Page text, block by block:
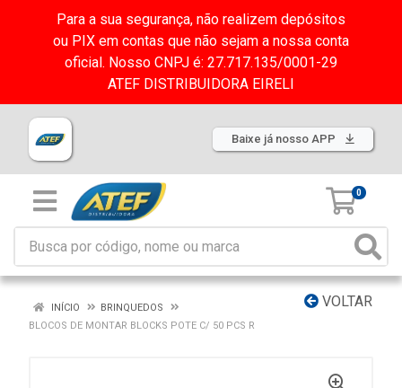
Para a sua segurança, não realizem depósitos
ou PIX em contas que não sejam a nossa conta
oficial. Nosso CNPJ é: 27.717.135/0001-29
ATEF DISTRIBUIDORA EIRELI
Baixe já nosso APP
0
VOLTAR
INÍCIO
BRINQUEDOS
BLOCOS DE MONTAR BLOCKS POTE C/ 50 PCS R